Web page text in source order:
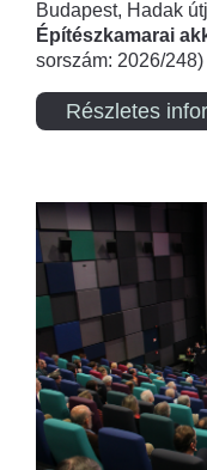
Budapest, Hadak
Építészkamarai
sorszám: 2026/248)
Részletes